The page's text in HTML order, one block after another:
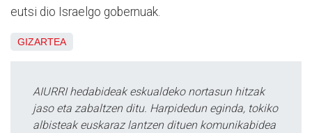
eutsi dio Israelgo gobernuak.
GIZARTEA
AIURRI hedabideak eskualdeko nortasun hitzak
jaso eta zabaltzen ditu. Harpidedun eginda, tokiko
albisteak euskaraz lantzen dituen komunikabidea